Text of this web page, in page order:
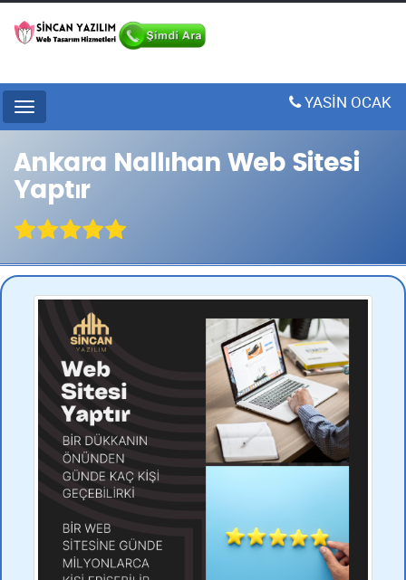
Menu YASİN OCAK
Ankara Nallıhan Web Sitesi
Yaptır